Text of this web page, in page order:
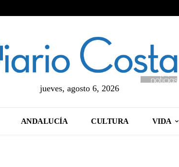
jueves, agosto 6, 2026
ANDALUCÍA CULTURA VIDA